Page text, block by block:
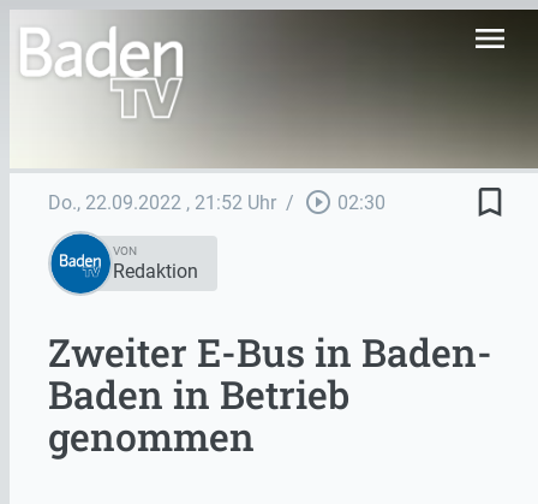
menu
Do., 22.09.2022 , 21:52 Uhr / play_circle_outline 02:30 bookmark_border
VON
Redaktion
Zweiter E-Bus in Baden-
Baden in Betrieb
genommen